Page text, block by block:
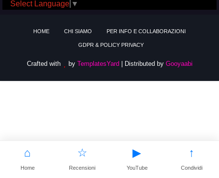
Select Language ▼
HOME CHI SIAMO PER INFO E COLLABORAZIONI
GDPR & POLICY PRIVACY
Crafted with by TemplatesYard | Distributed by Gooyaabi
⌂
Home
☆
Recensioni
▶
YouTube
↑
Condividi